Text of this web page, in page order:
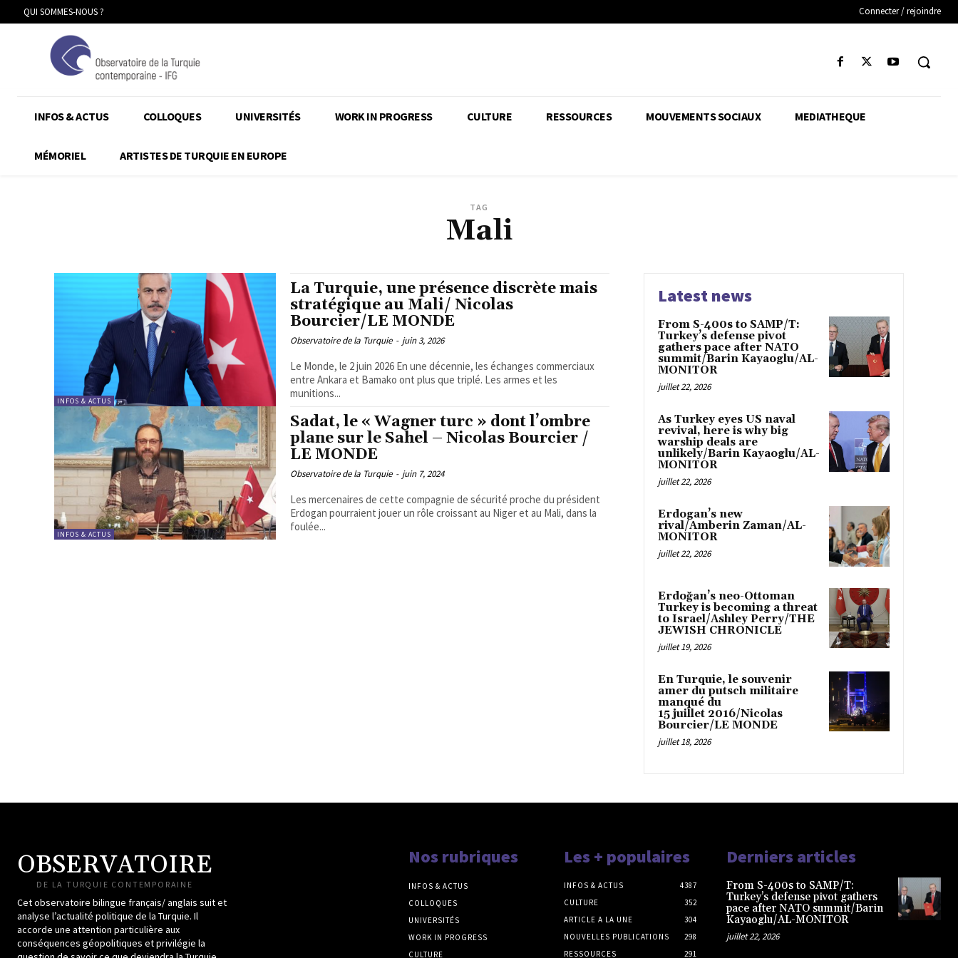
QUI SOMMES-NOUS ? Connecter / rejoindre
INFOS & ACTUS COLLOQUES UNIVERSITÉS WORK IN PROGRESS CULTURE RESSOURCES MOUVEMENTS SOCIAUX MEDIATHEQUE
MÉMORIEL ARTISTES DE TURQUIE EN EUROPE
TAG
Mali
INFOS & ACTUS
La Turquie, une présence discrète mais
stratégique au Mali/ Nicolas
Bourcier/LE MONDE
Observatoire de la Turquie - juin 3, 2026
Le Monde, le 2 juin 2026 En une décennie, les échanges commerciaux
entre Ankara et Bamako ont plus que triplé. Les armes et les
munitions...
INFOS & ACTUS
Sadat, le « Wagner turc » dont l’ombre
plane sur le Sahel – Nicolas Bourcier /
LE MONDE
Observatoire de la Turquie - juin 7, 2024
Les mercenaires de cette compagnie de sécurité proche du président
Erdogan pourraient jouer un rôle croissant au Niger et au Mali, dans la
foulée...
Latest news
From S-400s to SAMP/T:
Turkey’s defense pivot
gathers pace after NATO
summit/Barin Kayaoglu/AL-
MONITOR
juillet 22, 2026
As Turkey eyes US naval
revival, here is why big
warship deals are
unlikely/Barin Kayaoglu/AL-
MONITOR
juillet 22, 2026
Erdogan’s new
rival/Amberin Zaman/AL-
MONITOR
juillet 22, 2026
Erdoğan’s neo-Ottoman
Turkey is becoming a threat
to Israel/Ashley Perry/THE
JEWISH CHRONICLE
juillet 19, 2026
En Turquie, le souvenir
amer du putsch militaire
manqué du
15 juillet 2016/Nicolas
Bourcier/LE MONDE
juillet 18, 2026
OBSERVATOIRE
DE LA TURQUIE CONTEMPORAINE
Cet observatoire bilingue français/ anglais suit et
analyse l’actualité politique de la Turquie. Il
accorde une attention particulière aux
conséquences géopolitiques et privilégie la
Nos rubriques
INFOS & ACTUS
COLLOQUES
UNIVERSITÉS
WORK IN PROGRESS
CULTURE
Les + populaires
INFOS & ACTUS
4387
CULTURE
352
ARTICLE A LA UNE
304
NOUVELLES PUBLICATIONS
298
RESSOURCES
291
Derniers articles
From S-400s to SAMP/T:
Turkey’s defense pivot gathers
pace after NATO summit/Barin
Kayaoglu/AL-MONITOR
juillet 22, 2026